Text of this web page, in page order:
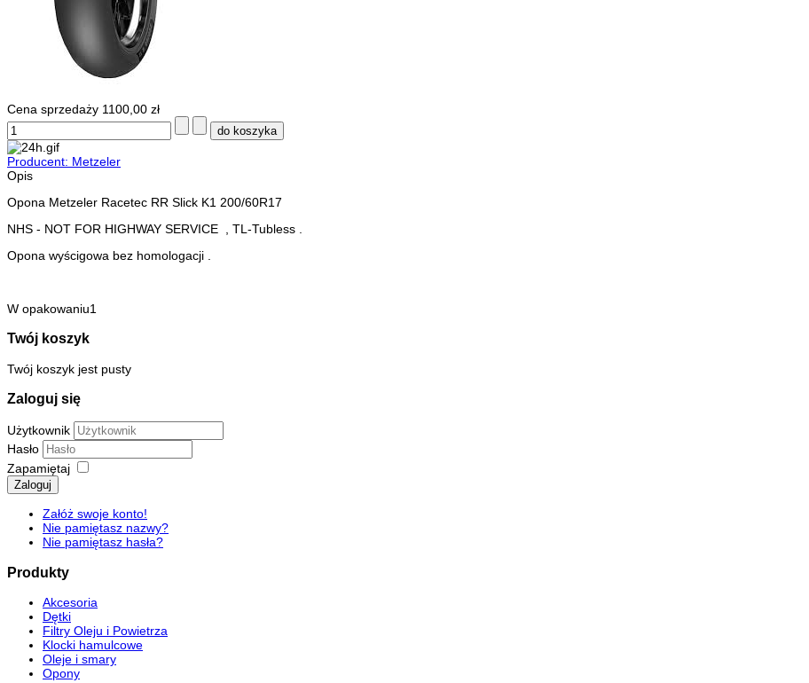
Cena sprzedaży 1100,00 zł
Producent: Metzeler
Opis
Opona Metzeler Racetec RR Slick K1 200/60R17
NHS - NOT FOR HIGHWAY SERVICE , TL-Tubless .
Opona wyścigowa bez homologacji .
W opakowaniu1
Twój koszyk
Twój koszyk jest pusty
Zaloguj się
Użytkownik
Hasło
Zapamiętaj
Zaloguj
Załóż swoje konto!
Nie pamiętasz nazwy?
Nie pamiętasz hasła?
Produkty
Akcesoria
Dętki
Filtry Oleju i Powietrza
Klocki hamulcowe
Oleje i smary
Opony